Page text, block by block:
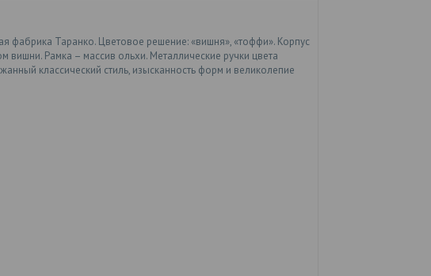
фабрика Таранко. Цветовое решение: «вишня», «тоффи». Корпус
Рамка – массив ольхи. Металлические ручки цвета
классический стиль, изысканность форм и великолепие